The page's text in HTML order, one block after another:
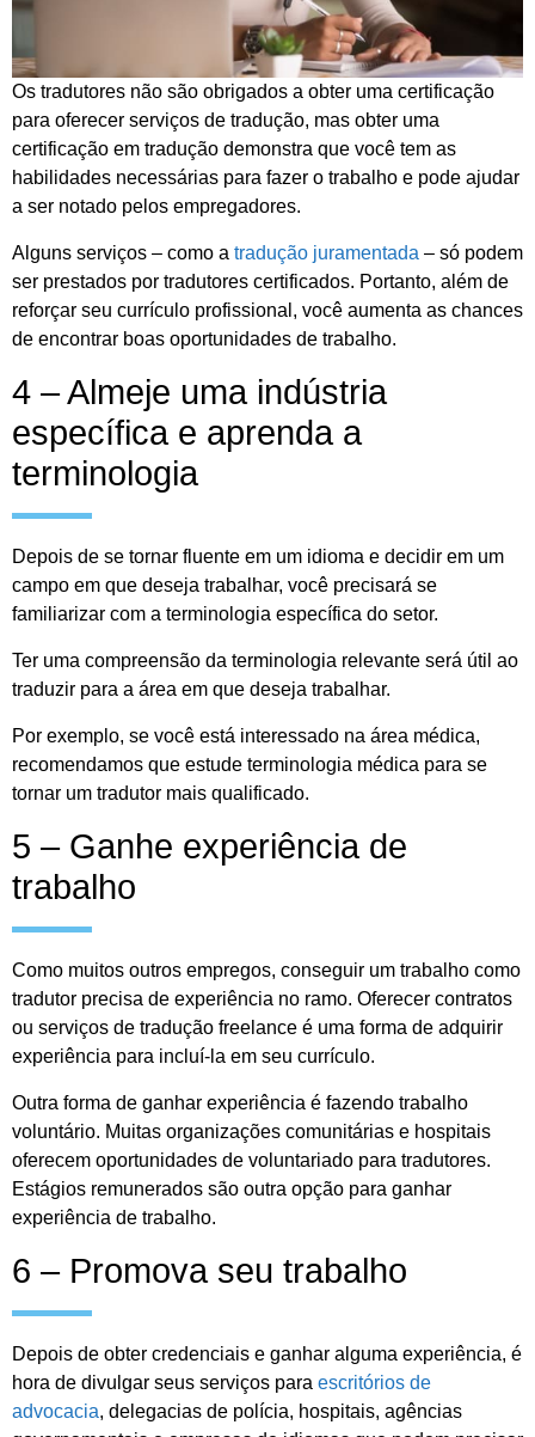
Os tradutores não são obrigados a obter uma certificação
para oferecer serviços de tradução, mas obter uma
certificação em tradução demonstra que você tem as
habilidades necessárias para fazer o trabalho e pode ajudar
a ser notado pelos empregadores.
Alguns serviços – como a tradução juramentada – só podem
ser prestados por tradutores certificados. Portanto, além de
reforçar seu currículo profissional, você aumenta as chances
de encontrar boas oportunidades de trabalho.
4 – Almeje uma indústria
específica e aprenda a
terminologia
Depois de se tornar fluente em um idioma e decidir em um
campo em que deseja trabalhar, você precisará se
familiarizar com a terminologia específica do setor.
Ter uma compreensão da terminologia relevante será útil ao
traduzir para a área em que deseja trabalhar.
Por exemplo, se você está interessado na área médica,
recomendamos que estude terminologia médica para se
tornar um tradutor mais qualificado.
5 – Ganhe experiência de
trabalho
Como muitos outros empregos, conseguir um trabalho como
tradutor precisa de experiência no ramo. Oferecer contratos
ou serviços de tradução freelance é uma forma de adquirir
experiência para incluí-la em seu currículo.
Outra forma de ganhar experiência é fazendo trabalho
voluntário. Muitas organizações comunitárias e hospitais
oferecem oportunidades de voluntariado para tradutores.
Estágios remunerados são outra opção para ganhar
experiência de trabalho.
6 – Promova seu trabalho
Depois de obter credenciais e ganhar alguma experiência, é
hora de divulgar seus serviços para escritórios de
advocacia, delegacias de polícia, hospitais, agências